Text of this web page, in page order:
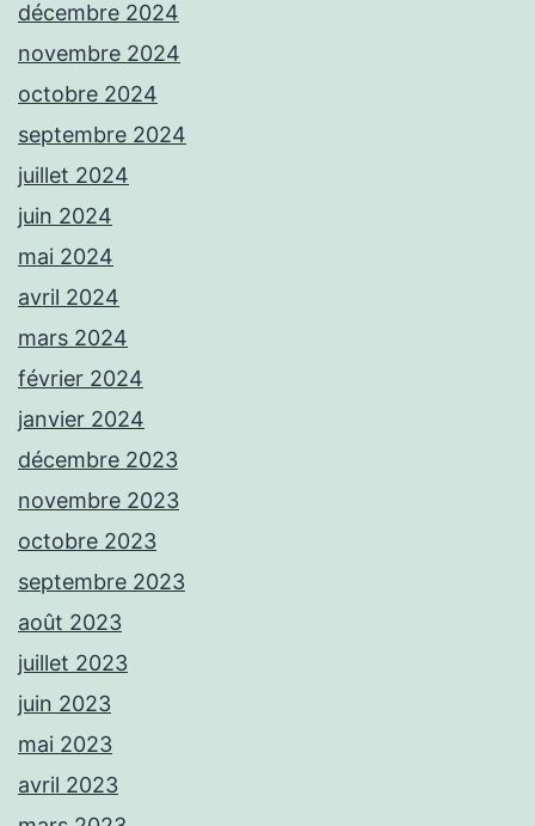
décembre 2024
novembre 2024
octobre 2024
septembre 2024
juillet 2024
juin 2024
mai 2024
avril 2024
mars 2024
février 2024
janvier 2024
décembre 2023
novembre 2023
octobre 2023
septembre 2023
août 2023
juillet 2023
juin 2023
mai 2023
avril 2023